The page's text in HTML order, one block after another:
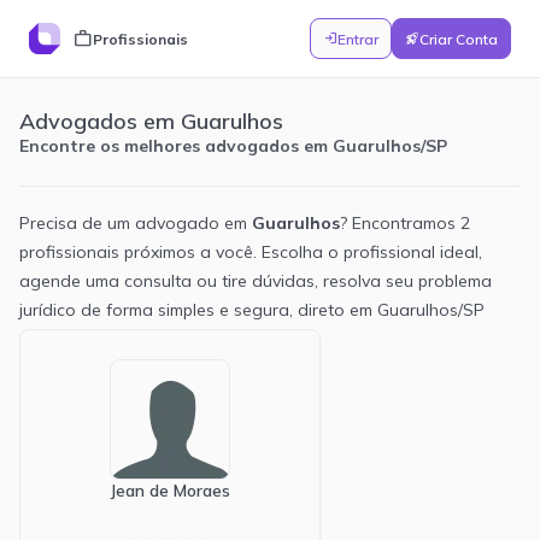
workProfissionais loginEntrar rocket_launchCriar Conta
Advogados em Guarulhos
Encontre os melhores advogados em Guarulhos/SP
Precisa de um advogado em Guarulhos? Encontramos 2
profissionais próximos a você. Escolha o profissional ideal,
agende uma consulta ou tire dúvidas, resolva seu problema
jurídico de forma simples e segura, direto em Guarulhos/SP
Jean de Moraes
v1.6 7/3/2026
Tema escuro
Adicionamos um tema escuro ao painel. Você pode
alterná-lo em Configurações → Aparência. Mudança
puramente visual, sem alteração de comportamento.